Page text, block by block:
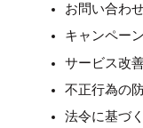
お問い合わ
キャンペー
サービス改
不正行為の
法令に基づ